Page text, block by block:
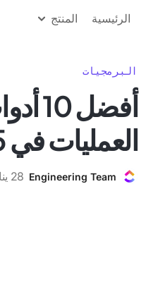
الرئيسية المنتج
البرمجيات
العمليات في 2025
Engineering Team 28 يناير 2025